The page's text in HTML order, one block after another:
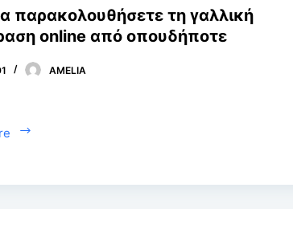
παρακολουθήσετε τη γαλλική
online από οπουδήποτε
AMELIA